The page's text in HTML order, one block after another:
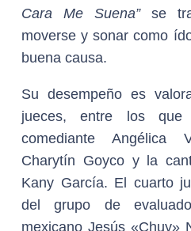
Cara Me Suena” se
moverse y sonar como
buena causa.
Su desempeño es
jueces, entre los
comediante Angélica
Charytín Goyco y la
Kany García. El cuarto
del grupo de
mexicano Jesús «Chuy»